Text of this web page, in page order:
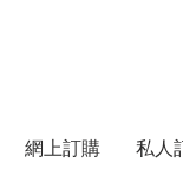
網上訂購 私人